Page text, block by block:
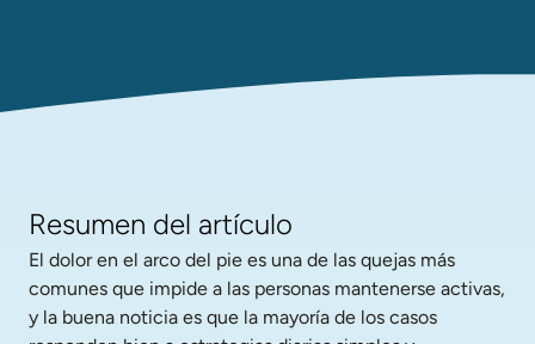
Resumen del artículo
El dolor en el arco del pie es una de las quejas más
comunes que impide a las personas mantenerse activas,
y la buena noticia es que la mayoría de los casos